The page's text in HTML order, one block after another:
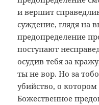
и вершит
суждение, глядя на
предопределение
поступают
осудив тебя за
ты не вор. Но за
убийство, о
Божественное